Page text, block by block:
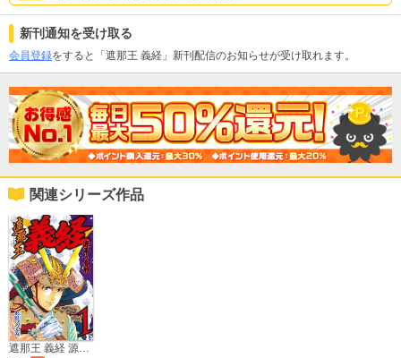
新刊通知を受け取る
会員登録をすると「遮那王 義経」新刊配信のお知らせが受け取れます。
関連シリーズ作品
遮那王 義経 源平の合戦